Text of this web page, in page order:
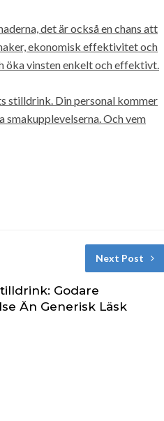
det är också en chans att
ekonomisk effektivitet och
öka vinsten enkelt och effektivt.
stilldrink. Din personal kommer
smakupplevelserna. Och vem
Next Post
Godare
Än Generisk Läsk